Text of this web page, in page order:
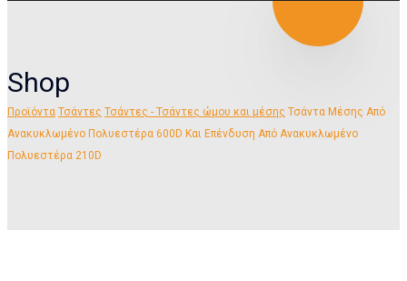
Shop
Προϊόντα Τσάντες Τσάντες - Τσάντες ώμου και μέσης Τσάντα Μέσης Από
Ανακυκλωμένο Πολυεστέρα 600D Και Επένδυση Από Ανακυκλωμένο
Πολυεστέρα 210D